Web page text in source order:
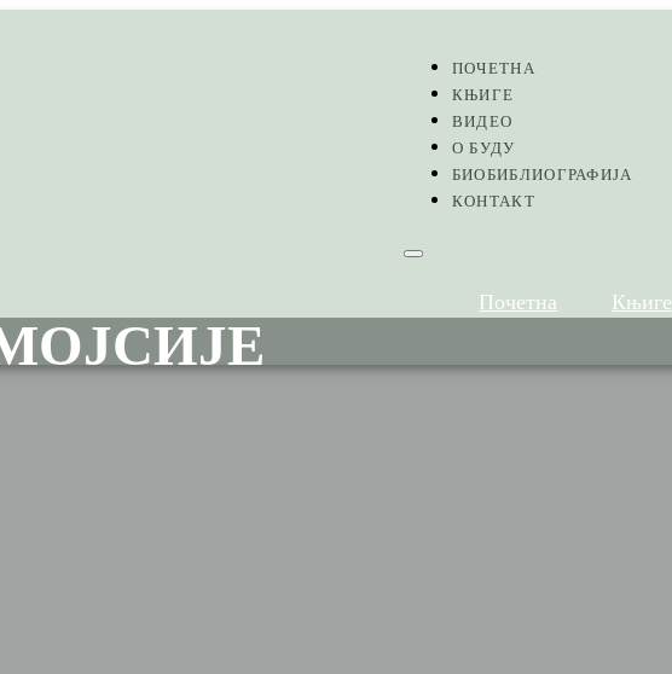
ПОЧЕТНА
КЊИГЕ
ВИДЕО
О БУДУ
БИОБИБЛИОГРАФИЈА
КОНТАКТ
Почетна Књиге